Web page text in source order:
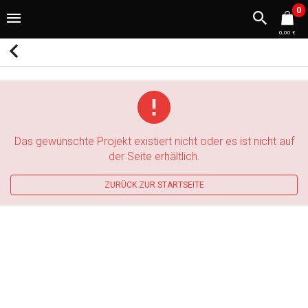
0
0,00 €
Das gewünschte Projekt existiert nicht oder es ist nicht auf
der Seite erhältlich.
ZURÜCK ZUR STARTSEITE